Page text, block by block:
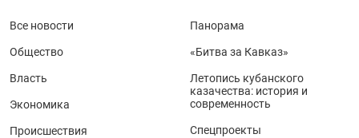
Все новости
Общество
Власть
Экономика
Происшествия
Панорама
«Битва за Кавказ»
Летопись кубанского
казачества: история и
современность
Спецпроекты